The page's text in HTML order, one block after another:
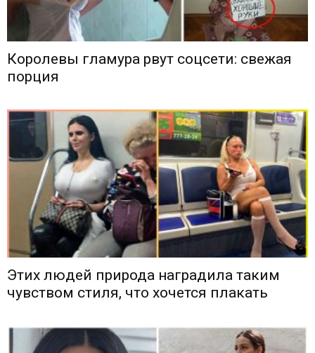
Королевы гламура рвут соцсети: свежая
порция
Этих людей природа наградила таким
чувством стиля, что хочется плакать